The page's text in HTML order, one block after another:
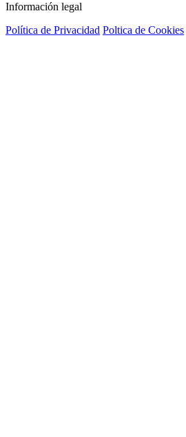
Información legal
Política de Privacidad Poltica de Cookies